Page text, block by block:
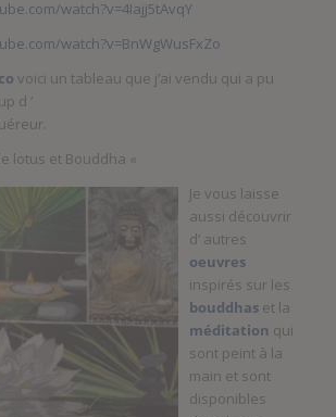
watch?v=4Iajj5tAvqY
watch?v=BnWgWusFxZo
voici un tableau que j’ai vendu qui a pu
d ‘
lotus et Bouddha «
Je vous laisse
aussi découvrir
d’ autres
oeuvres
inspirés sur les
bouddhaset la
méditation qui
sont peint à la
main et sont
disponibles